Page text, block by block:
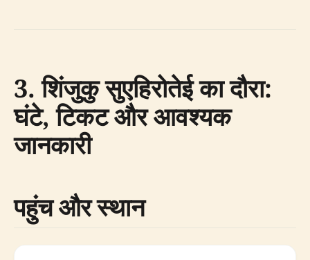
3. शिंजुकु सुएहिरोतेई का दौरा:
घंटे, टिकट और आवश्यक
जानकारी
पहुंच और स्थान